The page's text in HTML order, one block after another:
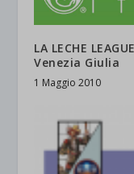
LA LECHE
Venezia Giulia
1 Maggio 2010